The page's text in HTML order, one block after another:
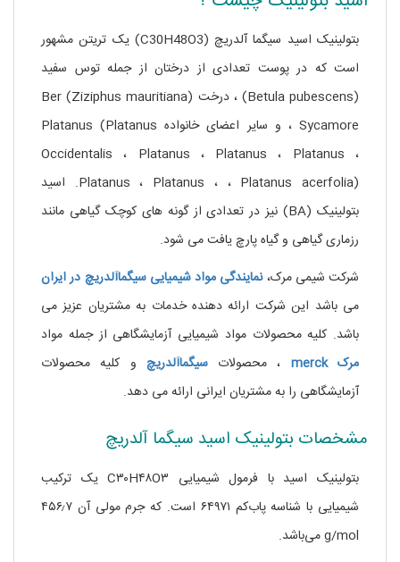
بتولینیک اسید سیگما آلدریچ (C30H48O3) یک تریتن مشهور
است که در پوست تعدادی از درختان از جمله توس سفید
(Betula pubescens) ، درخت Ber (Ziziphus mauritiana)
، Sycamore و سایر اعضای خانواده Platanus (Platanus
Occidentalis ، Platanus ، Platanus ، Platanus ،
Platanus ، Platanus ، ، Platanus acerfolia). اسید
بتولینیک (BA) نیز در تعدادی از گونه های کوچک گیاهی مانند
رزماری گیاهی و گیاه پارچ یافت می شود.
شرکت شیمی مرک،نمایندگی مواد شیمیایی سیگماآلدریچ در ایران
می باشد این شرکت ارائه دهنده خدمات به مشتریان عزیز می
باشد. کلیه محصولات مواد شیمیایی آزمایشگاهی از جمله مواد
مرک merck ، محصولاتسیگماآلدریچ و کلیه محصولات
آزمایشگاهی را به مشتریان ایرانی ارائه می دهد.
مشخصات بتولینیک اسید سیگما آلدریچ
بتولینیک اسید با فرمول شیمیایی C۳۰H۴۸O۳ یک ترکیب
شیمیایی با شناسه پاب‌کم ۶۴۹۷۱ است. که جرم مولی آن ۴۵۶٫۷
g/mol می‌باشد.